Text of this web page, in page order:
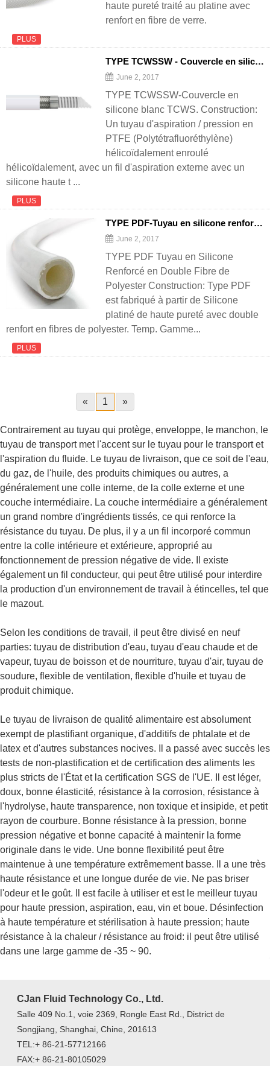
haute pureté traité au platine avec
renfort en fibre de verre.
PLUS
TYPE TCWSSW - Couvercle en silicone blanc TCWS
June 2, 2017
TYPE TCWSSW-Couvercle en
silicone blanc TCWS. Construction:
Un tuyau d'aspiration / pression en
PTFE (Polytétrafluoréthylène)
hélicoïdalement enroulé
hélicoïdalement, avec un fil d'aspiration externe avec un
silicone haute t ...
PLUS
TYPE PDF-Tuyau en silicone renforcé de fibre de polyester double tresse
June 2, 2017
TYPE PDF Tuyau en Silicone
Renforcé en Double Fibre de
Polyester Construction: Type PDF
est fabriqué à partir de Silicone
platiné de haute pureté avec double
renfort en fibres de polyester. Temp. Gamme...
PLUS
« 1 »
Contrairement au tuyau qui protège, enveloppe, le manchon, le
tuyau de transport met l'accent sur le tuyau pour le transport et
l'aspiration du fluide. Le tuyau de livraison, que ce soit de l'eau,
du gaz, de l'huile, des produits chimiques ou autres, a
généralement une colle interne, de la colle externe et une
couche intermédiaire. La couche intermédiaire a généralement
un grand nombre d'ingrédients tissés, ce qui renforce la
résistance du tuyau. De plus, il y a un fil incorporé commun
entre la colle intérieure et extérieure, approprié au
fonctionnement de pression négative de vide. Il existe
également un fil conducteur, qui peut être utilisé pour interdire
la production d'un environnement de travail à étincelles, tel que
le mazout.
Selon les conditions de travail, il peut être divisé en neuf
parties: tuyau de distribution d'eau, tuyau d'eau chaude et de
vapeur, tuyau de boisson et de nourriture, tuyau d'air, tuyau de
soudure, flexible de ventilation, flexible d'huile et tuyau de
produit chimique.
Le tuyau de livraison de qualité alimentaire est absolument
exempt de plastifiant organique, d'additifs de phtalate et de
latex et d'autres substances nocives. Il a passé avec succès les
tests de non-plastification et de certification des aliments les
plus stricts de l'État et la certification SGS de l'UE. Il est léger,
doux, bonne élasticité, résistance à la corrosion, résistance à
l'hydrolyse, haute transparence, non toxique et insipide, et petit
rayon de courbure. Bonne résistance à la pression, bonne
pression négative et bonne capacité à maintenir la forme
originale dans le vide. Une bonne flexibilité peut être
maintenue à une température extrêmement basse. Il a une très
haute résistance et une longue durée de vie. Ne pas briser
l'odeur et le goût. Il est facile à utiliser et est le meilleur tuyau
pour haute pression, aspiration, eau, vin et boue. Désinfection
à haute température et stérilisation à haute pression; haute
résistance à la chaleur / résistance au froid: il peut être utilisé
dans une large gamme de -35 ~ 90.
CJan Fluid Technology Co., Ltd.
Salle 409 No.1, voie 2369, Rongle East Rd., District de
Songjiang, Shanghai, Chine, 201613
TEL:+ 86-21-57712166
FAX:+ 86-21-80105029